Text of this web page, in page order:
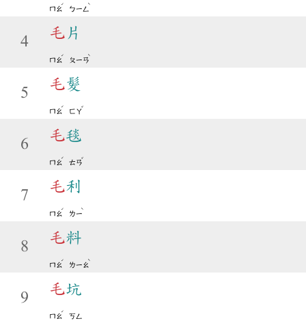
ㄇㄠ
ˊ
ㄅㄧㄥ
ˋ
4
毛 片
ㄇㄠ
ˊ
ㄆㄧㄢ
ˋ
5
毛髮
ㄇㄠ
ˊ
ㄈㄚ
ˇ
6
毛毯
ㄇㄠ
ˊ
ㄊㄢ
ˇ
7
毛利
ㄇㄠ
ˊ
ㄌㄧ
ˋ
8
毛料
ㄇㄠ
ˊ
ㄌㄧㄠ
ˋ
9
毛坑
ㄇㄠ
ˊ
ㄎㄥ